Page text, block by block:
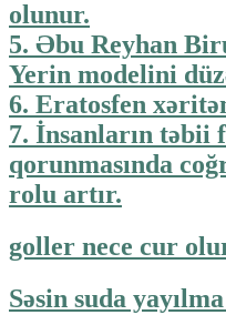
olunur.
5. Əbu Reyhan
Yerin modelini
6. Eratosfen
7. İnsanların təbii
qorunmasında
rolu artır.
goller nece cur
Səsin suda